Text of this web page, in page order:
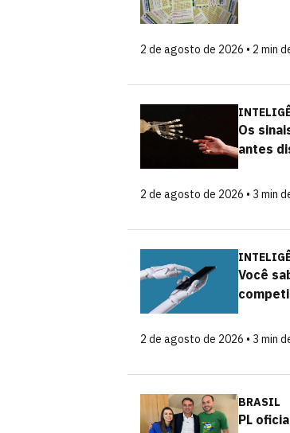
2 de agosto de 2026 • 2 min
Os
antes
2 de agosto de 2026 • 3 min
Você
2 de agosto de 2026 • 3 min
BRASIL
PL